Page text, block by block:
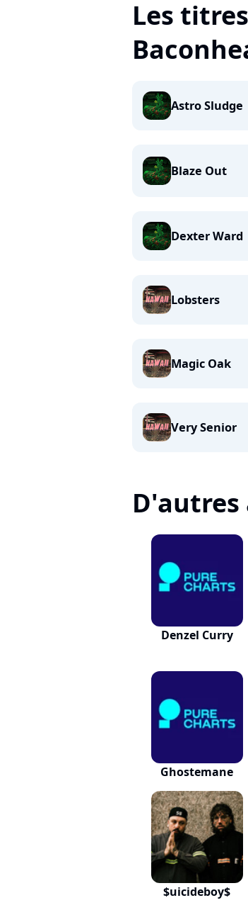
Les
Astro Sludge
Blaze Out
Dexter Ward
Lobsters
Magic Oak
Very Senior
Denzel Curry
Ghostemane
$uicideboy$